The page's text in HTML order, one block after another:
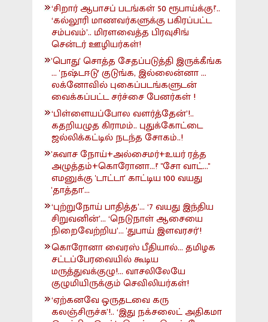
‘சிறார் ஆபாசப் படங்கள் 50 ரூபாய்க்கு!'..
‘கல்லூரி மாணவர்களுக்கு பகிரப்பட்ட
சம்பவம்’.. மிரளவைத்த பிரவுசிங்
சென்டர் ஊழியர்கள்!
'பொது' சொத்த சேதப்படுத்தி இருக்கீங்க
... 'நஷ்டஈடு' குடுங்க, இல்லைன்னா ...
லக்னோவில் புகைப்படங்களுடன்
வைக்கப்பட்ட சர்ச்சை பேனர்கள் !
‘பிள்ளையப்போல வளர்த்தேன்’!..
கதறியழுத கிராமம்.. புதுக்கோட்டை
ஜல்லிக்கட்டில் நடந்த சோகம்..!
'சுவாச நோய்+அல்சைமர்+உயர் ரத்த
அழுத்தம்+கொரோனா...!' "சோ வாட்..."
எமனுக்கு 'டாட்டா' காட்டிய 100 வயது
'தாத்தா'...
‘புற்றுநோய் பாதித்த’... ‘7 வயது இந்திய
சிறுவனின்’... ‘நெடுநாள் ஆசையை
நிறைவேற்றிய’... 'துபாய் இளவரசர்'!
கொரோனா வைரஸ் பீதியால்... தமிழக
சட்டப்பேரவையில் கூடிய
மருத்துவக்குழு!... வாசலிலேயே
குழுமியிருக்கும் செவிலியர்கள்!
‘ஏற்கனவே ஒருதடவை கரு
கலஞ்சிருச்சு’!.. ‘இது நக்சலைட் அதிகமா